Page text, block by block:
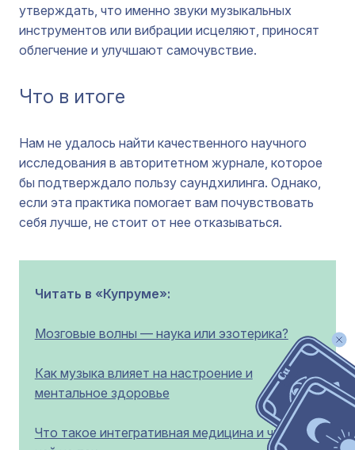
утверждать, что именно звуки музыкальных
инструментов или вибрации исцеляют, приносят
облегчение и улучшают самочувствие.
Что в итоге
Нам не удалось найти качественного научного
исследования в авторитетном журнале, которое
бы подтверждало пользу саундхилинга. Однако,
если эта практика помогает вам почувствовать
себя лучше, не стоит от нее отказываться.
Читать в «Купруме»:
Мозговые волны — наука или эзотерика?
Как музыка влияет на настроение и
ментальное здоровье
Что такое интегративная медицина и что с